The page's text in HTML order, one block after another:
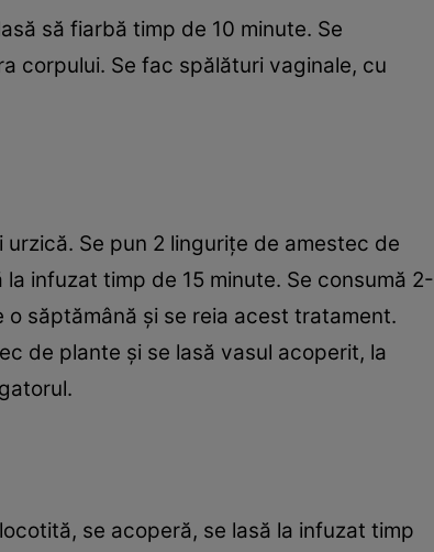
să fiarbă timp de 10 minute. Se
corpului. Se fac spălături vaginale, cu
Se pun 2 linguriţe de amestec de
infuzat timp de 15 minute. Se consumă 2-
săptămână şi se reia acest tratament.
de plante şi se lasă vasul acoperit, la
se acoperă, se lasă la infuzat timp